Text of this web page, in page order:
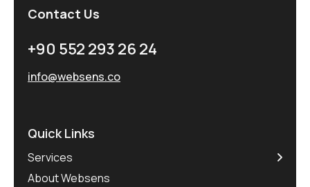
Contact Us
+90 552 293 26 24
info@websens.co
Quick Links
Services
About Websens